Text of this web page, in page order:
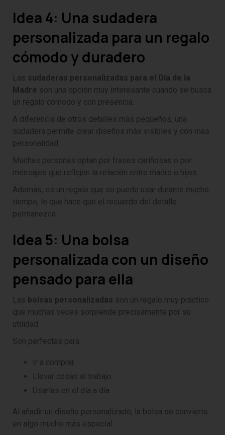
Idea 4: Una sudadera
personalizada para un regalo
cómodo y duradero
Las sudaderas personalizadas para el Día de la
Madre son una opción muy interesante cuando se busca
un regalo cómodo y con presencia.
A diferencia de otros detalles más pequeños, una
sudadera permite crear diseños más visibles y con más
personalidad.
Muchas personas optan por frases cariñosas o por
mensajes que reflejen la relación entre madre e hijos.
Además, es un regalo que se puede usar durante mucho
tiempo, lo que hace que el recuerdo del detalle
permanezca.
Idea 5: Una bolsa
personalizada con un diseño
pensado para ella
Las bolsas personalizadas son un regalo muy práctico
que muchas veces sorprende precisamente por su
utilidad.
Son perfectas para:
Ir a comprar.
Llevar cosas al trabajo.
Usarlas en el día a día.
Al añadir un diseño personalizado, la bolsa se convierte
en algo mucho más especial.